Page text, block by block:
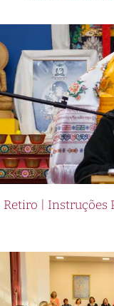
Retiro | Instruções